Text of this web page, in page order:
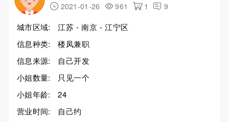
2021-01-26 961 1 9
城市区域:
江苏 - 南京 - 江宁区
信息种类:
楼凤兼职
信息来源:
自己开发
小姐数量:
只见一个
小姐年龄:
24
营业时间:
自己约